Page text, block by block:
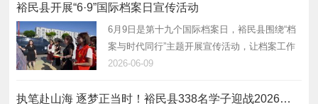
活动，通过发放宣传手册、现场…
裕民县开展“6·9”国际档案日宣传活动
6月9日是第十九个国际档案日，裕民县围绕“档
案与时代同行”主题开展宣传活动，让档案工作
走出机关、走近群众。 在县人民公园活动现
传展板，工作人员向过往群众发放宣传…
2026-06-09
执笔赴山海 逐梦正当时！裕民县338名学子迎战2026年高考